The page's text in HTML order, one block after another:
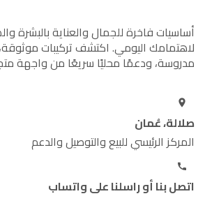
أساسيات فاخرة للجمال والعناية بالبشرة
لاهتمامك اليومي. اكتشف تركيبات
مدروسة، ودعمًا محليًا سريعًا من واجهة
صلالة، عُمان
المركز الرئيسي للبيع والتوصيل والدعم
اتصل بنا أو راسلنا على واتساب